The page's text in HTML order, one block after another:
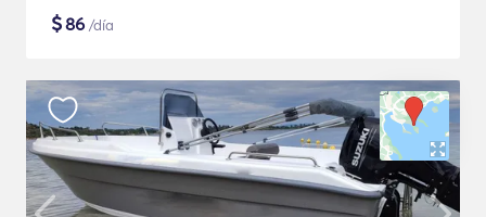
$86 /día